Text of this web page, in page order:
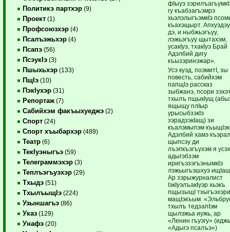
Политикэ партхэр (9)
Проект (1)
Профсоюзхэр (4)
Псалъэжьхэр (4)
Псапэ (56)
ПсэукIэ (3)
Пшыхьхэр (133)
ПщIэ (10)
ПэкIухэр (31)
Репортаж (7)
Сабийхэм факъыхуеджэ (2)
Спорт (24)
Спорт хъыбархэр (489)
Театр (6)
ТекIуэныгъэ (59)
Телеграммэхэр (3)
Теплъэгъуэхэр (29)
Тхыдэ (51)
ТхылъыщIэ (224)
Узыншагъэ (86)
Указ (129)
Унафэ (20)
фIыуэ
гу къабзагъэмрэ
хьэлэлыгъэмкIэ
къахэщырт.
дэ, и ныбжьэгъуу,
лэжьэгъуу щытахэм,
усакIуэ, тхакIуэ Брай
Адэлбий дигу
къызэринэжар».
Усэ куэд, поэмитI, зы
повесть, сабийхэм
папщIэ рассказ
зыбжанэ, псори
тхылъ пщыкIущ
ящыщу плIыр
урысыбзэкIэ
зэрадзэкIащ) зи
къалэмыпэм
Адэлбий хамэ
щыпсэу ди
лъэпкъэгъухэм я
адыгэбзэм
иригъэзэгъэнымкIэ
лэжьыгъэшхуэ
Ар зэрыжурналист
IэкIуэлъакIуэр хьэкъ
пщызыщI
мащIэкъым.
тхылъ тедзапIэм
щылэжьа иужь, ар
«Ленин гъуэгу»
«Адыгэ псалъэ»)